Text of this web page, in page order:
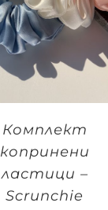
Комплект
копринени
ластици –
Scrunchie